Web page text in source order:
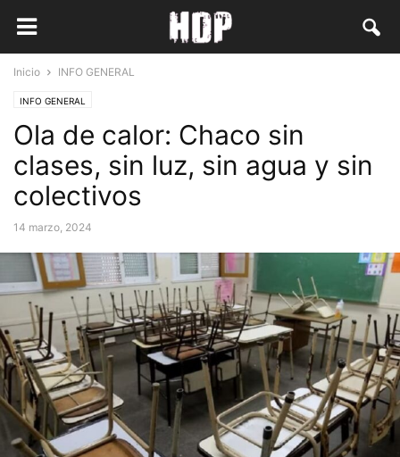
Inicio INFO GENERAL
INFO GENERAL
Ola de calor: Chaco sin
clases, sin luz, sin agua y sin
colectivos
14 marzo, 2024